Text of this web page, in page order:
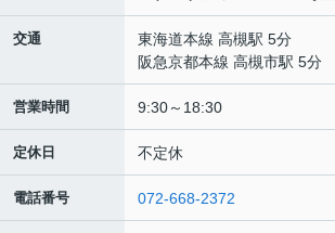
交通
東海道本線 高槻駅 5分
阪急京都本線 高槻市駅 5分
営業時間 9:30～18:30
定休日 不定休
電話番号 072-668-2372